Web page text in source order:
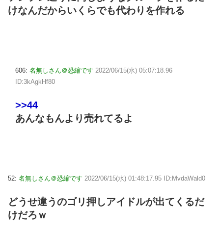
けなんだからいくらでも代わりを作れる
606: 名無しさん＠恐縮です 2022/06/15(水) 05:07:18.96
ID:3kAgkHf80
>>44
あんなもんより売れてるよ
52: 名無しさん＠恐縮です 2022/06/15(水) 01:48:17.95 ID:MvdaWald0
どうせ違うのゴリ押しアイドルが出てくるだ
けだろｗ